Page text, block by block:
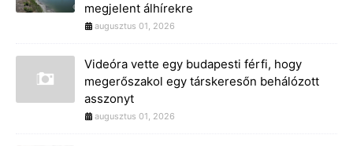
megjelent álhírekre
augusztus 01, 2026
Videóra vette egy budapesti férfi, hogy
megerőszakol egy társkeresőn behálózott
asszonyt
augusztus 01, 2026